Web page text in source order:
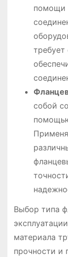
помощи
собой
Выбор типа
материала
прочности и